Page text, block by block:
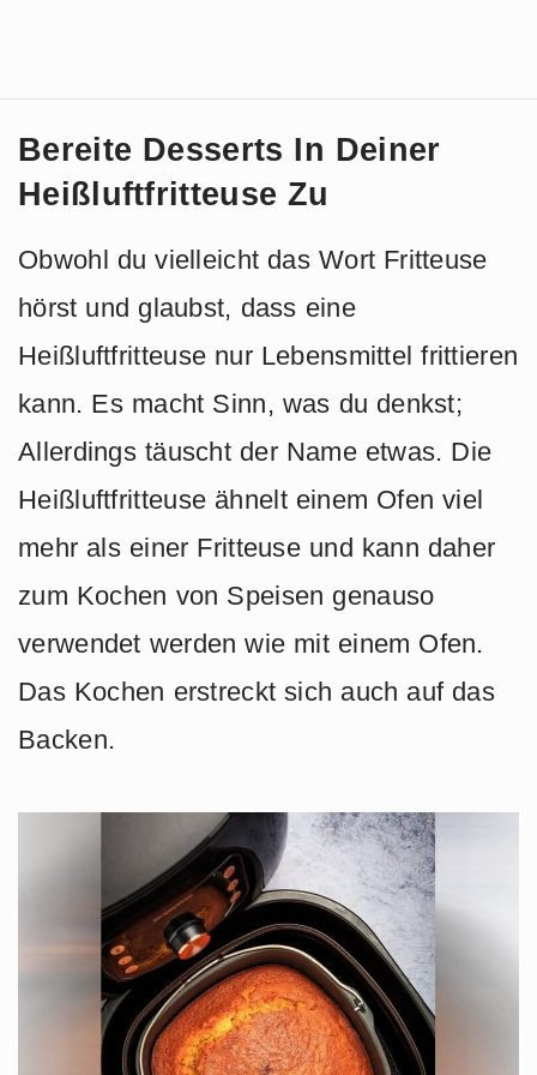
Bereite Desserts In Deiner
Heißluftfritteuse Zu
Obwohl du vielleicht das Wort Fritteuse
hörst und glaubst, dass eine
Heißluftfritteuse nur Lebensmittel frittieren
kann. Es macht Sinn, was du denkst;
Allerdings täuscht der Name etwas. Die
Heißluftfritteuse ähnelt einem Ofen viel
mehr als einer Fritteuse und kann daher
zum Kochen von Speisen genauso
verwendet werden wie mit einem Ofen.
Das Kochen erstreckt sich auch auf das
Backen.